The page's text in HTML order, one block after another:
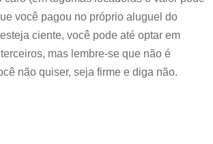
você pagou no próprio aluguel do
ciente, você pode até optar em
mas lembre-se que não é
não quiser, seja firme e diga não.